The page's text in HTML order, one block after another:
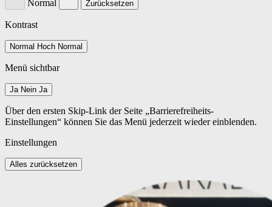
Normal Zurücksetzen
Kontrast
Normal Hoch Normal
Menü sichtbar
Ja Nein Ja
Über den ersten Skip-Link der Seite „Barrierefreiheits-
Einstellungen“ können Sie das Menü jederzeit wieder einblenden.
Einstellungen
Alles zurücksetzen